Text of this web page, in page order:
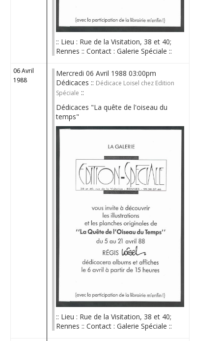
:: Lieu : Rue de la Visitation, 38 et 40;
Rennes :: Contact : Galerie Spéciale ::
06 Avril
1988
Mercredi 06 Avril 1988 03:00pm
Dédicaces :: Dédicace Loisel chez Edition
Spéciale ::
Dédicaces "La quête de l'oiseau du
temps"
:: Lieu : Rue de la Visitation, 38 et 40;
Rennes :: Contact : Galerie Spéciale ::